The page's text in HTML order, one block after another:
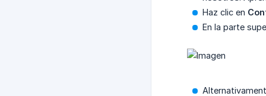
Haz clic en
En la parte